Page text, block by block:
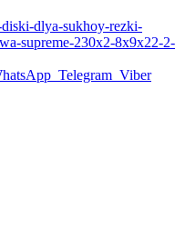
diski-dlya-sukhoy-rezki-
supreme-230x2-8x9x22-2-
Telegram Viber